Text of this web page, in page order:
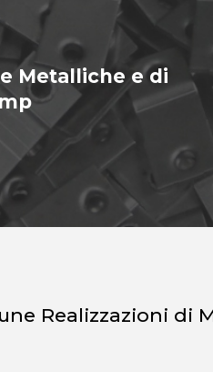
Metalliche e di
Realizzazioni di